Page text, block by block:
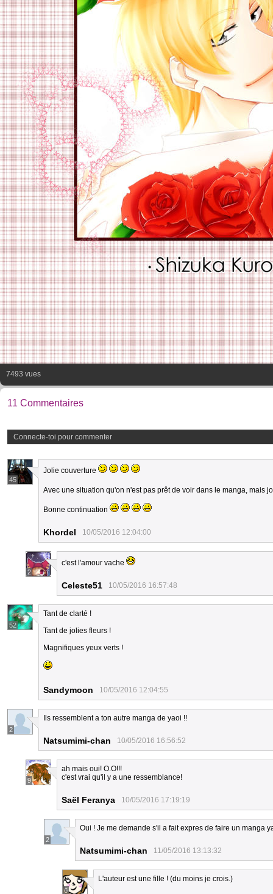
7493 vues
11 Commentaires
Connecte-toi pour commenter
45
Jolie couverture
Avec une situation qu'on n'est pas prêt de voir dans le manga, mais
Bonne continuation
Khordel 10/05/2016 12:04:00
2
c'est l'amour vache
Celeste51 10/05/2016 16:57:48
52
Tant de clarté !
Tant de jolies fleurs !
Magnifiques yeux verts !
Sandymoon 10/05/2016 12:04:55
2
Ils ressemblent a ton autre manga de yaoi !!
Natsumimi-chan 10/05/2016 16:56:52
9
ah mais oui! O.O!!!
c'est vrai qu'il y a une ressemblance!
Saël Feranya 10/05/2016 17:19:19
2
Oui ! Je me demande s'il a fait expres de faire un manga
Natsumimi-chan 11/05/2016 13:13:32
6
L'auteur est une fille ! (du moins je crois.)